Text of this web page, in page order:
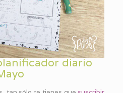
diario